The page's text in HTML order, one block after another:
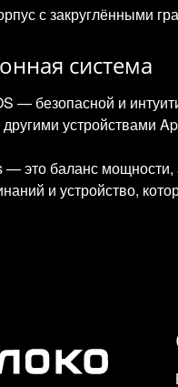
с закруглёнными
система
— безопасной и
устройствами
— это баланс мощности,
и устройство,